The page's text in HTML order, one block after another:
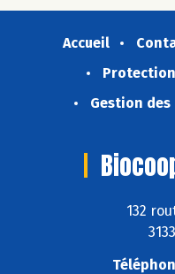
Accueil
Gestion des
132